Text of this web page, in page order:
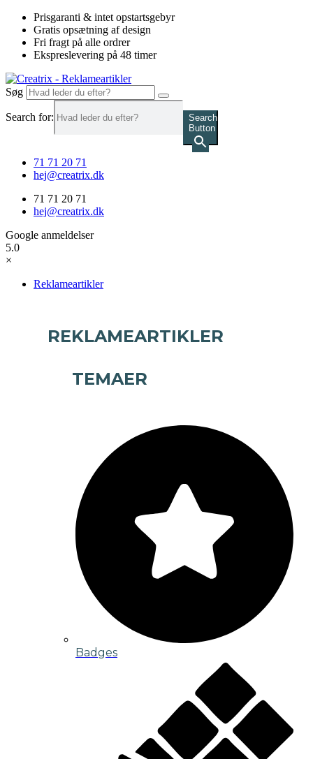
Videre
indhold
Prisgaranti & intet opstartsgebyr
Gratis opsætning af design
Fri fragt på alle ordrer
Ekspreslevering på 48 timer
Søg
Search for:
Search
Button
71 71 20 71
hej@creatrix.dk
71 71 20 71
hej@creatrix.dk
Google anmeldelser
5.0
×
Reklameartikler
REKLAMEARTIKLER
TEMAER
Badges